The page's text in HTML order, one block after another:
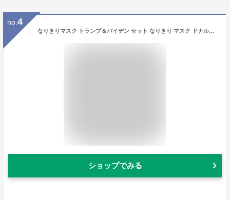
no. 4
なりきりマスク トランプ＆バイデン セット なりきり マスク ドナルドトランプ 有名人 変装マスク 新旧アメリカ大統領対決 かぶりもの ジョーバイデン ものまね
ショップでみる